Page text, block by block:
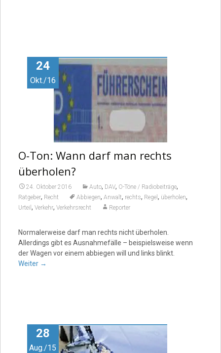
24
Okt./16
O-Ton: Wann darf man rechts
überholen?
24. Oktober 2016 Auto, DAV, O-Töne / Radiobeiträge,
Ratgeber, Recht Abbiegen, Anwalt, rechts, Regel , überholen,
Urteil , Verkehr, Verkehrsrecht Reporter
Normalerweise darf man rechts nicht überholen.
Allerdings gibt es Ausnahmefälle – beispielsweise wenn
der Wagen vor einem abbiegen will und links blinkt.
Weiter →
28
Aug./15